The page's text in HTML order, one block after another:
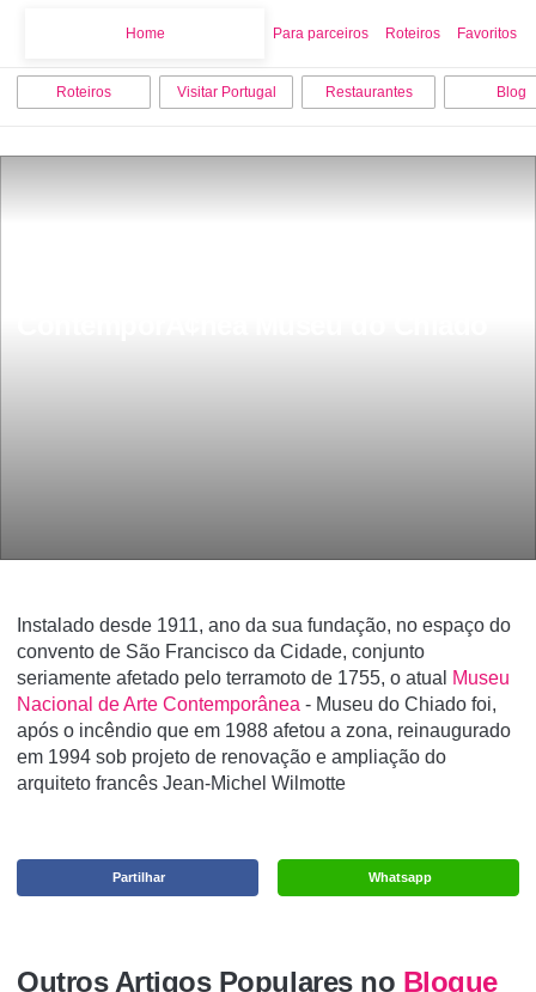
Home Para parceiros Roteiros Favoritos
Roteiros Visitar Portugal Restaurantes Blog
Instalado desde 1911, ano da sua fundação, no espaço do
convento de São Francisco da Cidade, conjunto
seriamente afetado pelo terramoto de 1755, o atual
Museu
Nacional de Arte Contemporânea - Museu do Chiado foi,
após o incêndio que em 1988 afetou a zona, reinaugurado
em 1994 sob projeto de renovação e ampliação do
arquiteto francês Jean-Michel Wilmotte
Whatsapp
Partilhar
Outros Artigos Populares no Blogue